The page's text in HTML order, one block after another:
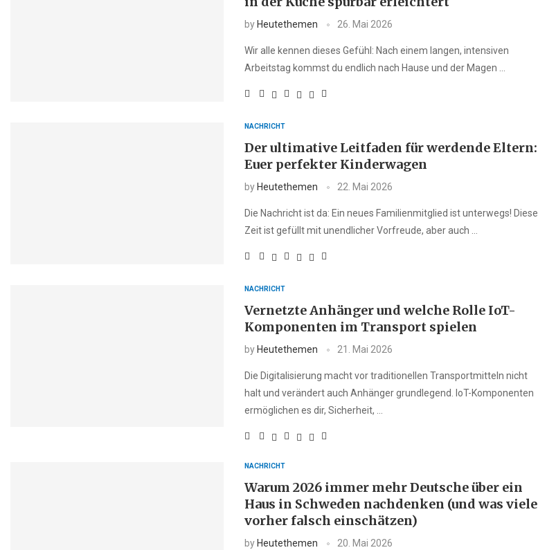
by Heutethemen 26. Mai 2026
Wir alle kennen dieses Gefühl: Nach einem langen, intensiven
Arbeitstag kommst du endlich nach Hause und der Magen …
NACHRICHT
Der ultimative Leitfaden für werdende Eltern:
Euer perfekter Kinderwagen
by Heutethemen 22. Mai 2026
Die Nachricht ist da: Ein neues Familienmitglied ist unterwegs! Diese
Zeit ist gefüllt mit unendlicher Vorfreude, aber auch …
NACHRICHT
Vernetzte Anhänger und welche Rolle IoT-
Komponenten im Transport spielen
by Heutethemen 21. Mai 2026
Die Digitalisierung macht vor traditionellen Transportmitteln nicht
halt und verändert auch Anhänger grundlegend. IoT-Komponenten
ermöglichen es dir, Sicherheit, …
NACHRICHT
Warum 2026 immer mehr Deutsche über ein
Haus in Schweden nachdenken (und was viele
vorher falsch einschätzen)
by Heutethemen 20. Mai 2026